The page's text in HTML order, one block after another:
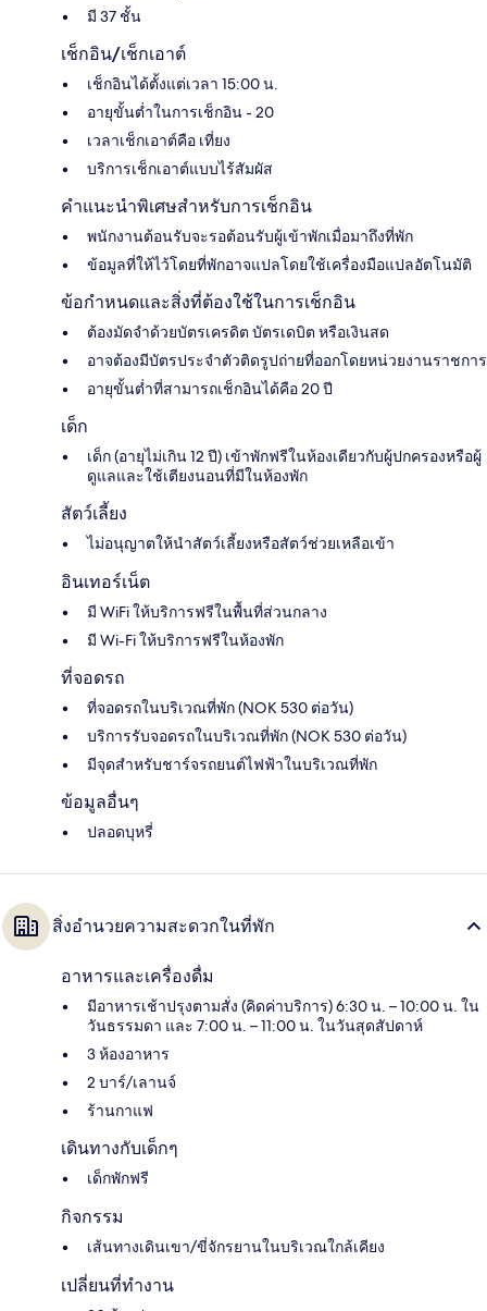
มี 37 ชั้น
เช็กอิน/เช็กเอาต์
เช็กอินได้ตั้งแต่เวลา 15:00 น.
อายุขั้นต่ำในการเช็กอิน - 20
เวลาเช็กเอาต์คือ เที่ยง
บริการเช็กเอาต์แบบไร้สัมผัส
คำแนะนำพิเศษสำหรับการเช็กอิน
พนักงานต้อนรับจะรอต้อนรับผู้เข้าพักเมื่อมาถึงที่พัก
ข้อมูลที่ให้ไว้โดยที่พักอาจแปลโดยใช้เครื่องมือแปลอัตโนมัติ
ข้อกำหนดและสิ่งที่ต้องใช้ในการเช็กอิน
ต้องมัดจำด้วยบัตรเครดิต บัตรเดบิต หรือเงินสด
อาจต้องมีบัตรประจำตัวติดรูปถ่ายที่ออกโดยหน่วยงานราชการ
อายุขั้นต่ำที่สามารถเช็กอินได้คือ 20 ปี
เด็ก
เด็ก (อายุไม่เกิน 12 ปี) เข้าพักฟรีในห้องเดียวกับผู้ปกครองหรือผู้
ดูแลและใช้เตียงนอนที่มีในห้องพัก
สัตว์เลี้ยง
ไม่อนุญาตให้นำสัตว์เลี้ยงหรือสัตว์ช่วยเหลือเข้า
อินเทอร์เน็ต
มี WiFi ให้บริการฟรีในพื้นที่ส่วนกลาง
มี Wi-Fi ให้บริการฟรีในห้องพัก
ที่จอดรถ
ที่จอดรถในบริเวณที่พัก (NOK 530 ต่อวัน)
บริการรับจอดรถในบริเวณที่พัก (NOK 530 ต่อวัน)
มีจุดสำหรับชาร์จรถยนต์ไฟฟ้าในบริเวณที่พัก
ข้อมูลอื่นๆ
ปลอดบุหรี่
สิ่งอำนวยความสะดวกในที่พัก
อาหารและเครื่องดื่ม
มีอาหารเช้าปรุงตามสั่ง (คิดค่าบริการ) 6:30 น. – 10:00 น. ใน
วันธรรมดา และ 7:00 น. – 11:00 น. ในวันสุดสัปดาห์
3 ห้องอาหาร
2 บาร์/เลานจ์
ร้านกาแฟ
เดินทางกับเด็กๆ
เด็กพักฟรี
กิจกรรม
เส้นทางเดินเขา/ขี่จักรยานในบริเวณใกล้เคียง
เปลี่ยนที่ทำงาน